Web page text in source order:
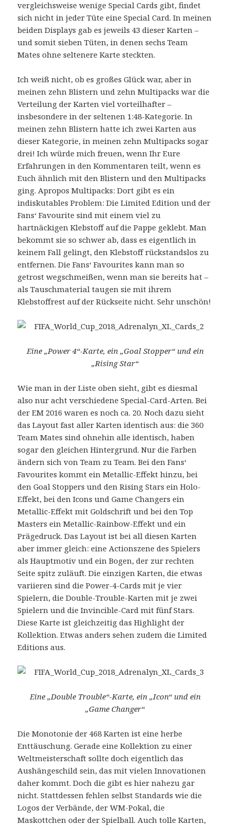
vergleichsweise wenige Special Cards gibt, findet
sich nicht in jeder Tüte eine Special Card. In meinen
beiden Displays gab es jeweils 43 dieser Karten –
und somit sieben Tüten, in denen sechs Team
Mates ohne seltenere Karte steckten.
Ich weiß nicht, ob es großes Glück war, aber in
meinen zehn Blistern und zehn Multipacks war die
Verteilung der Karten viel vorteilhafter –
insbesondere in der seltenen 1:48-Kategorie. In
meinen zehn Blistern hatte ich zwei Karten aus
dieser Kategorie, in meinen zehn Multipacks sogar
drei! Ich würde mich freuen, wenn Ihr Eure
Erfahrungen in den Kommentaren teilt, wenn es
Euch ähnlich mit den Blistern und den Multipacks
ging. Apropos Multipacks: Dort gibt es ein
indiskutables Problem: Die Limited Edition und der
Fans‘ Favourite sind mit einem viel zu
hartnäckigen Klebstoff auf die Pappe geklebt. Man
bekommt sie so schwer ab, dass es eigentlich in
keinem Fall gelingt, den Klebstoff rückstandslos zu
entfernen. Die Fans‘ Favourites kann man so
getrost wegschmeißen, wenn man sie bereits hat –
als Tauschmaterial taugen sie mit ihrem
Klebstoffrest auf der Rückseite nicht. Sehr unschön!
Eine „Power 4“-Karte, ein „Goal Stopper“ und ein
„Rising Star“
Wie man in der Liste oben sieht, gibt es diesmal
also nur acht verschiedene Special-Card-Arten. Bei
der EM 2016 waren es noch ca. 20. Noch dazu sieht
das Layout fast aller Karten identisch aus: die 360
Team Mates sind ohnehin alle identisch, haben
sogar den gleichen Hintergrund. Nur die Farben
ändern sich von Team zu Team. Bei den Fans‘
Favourites kommt ein Metallic-Effekt hinzu, bei
den Goal Stoppers und den Rising Stars ein Holo-
Effekt, bei den Icons und Game Changers ein
Metallic-Effekt mit Goldschrift und bei den Top
Masters ein Metallic-Rainbow-Effekt und ein
Prägedruck. Das Layout ist bei all diesen Karten
aber immer gleich: eine Actionszene des Spielers
als Hauptmotiv und ein Bogen, der zur rechten
Seite spitz zuläuft. Die einzigen Karten, die etwas
variieren sind die Power-4-Cards mit je vier
Spielern, die Double-Trouble-Karten mit je zwei
Spielern und die Invincible-Card mit fünf Stars.
Diese Karte ist gleichzeitig das Highlight der
Kollektion. Etwas anders sehen zudem die Limited
Editions aus.
Eine „Double Trouble“-Karte, ein „Icon“ und ein
„Game Changer“
Die Monotonie der 468 Karten ist eine herbe
Enttäuschung. Gerade eine Kollektion zu einer
Weltmeisterschaft sollte doch eigentlich das
Aushängeschild sein, das mit vielen Innovationen
daher kommt. Doch die gibt es hier nahezu gar
nicht. Stattdessen fehlen selbst Standards wie die
Logos der Verbände, der WM-Pokal, die
Maskottchen oder der Spielball. Auch tolle Karten,